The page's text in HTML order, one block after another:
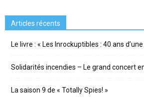
Articles récents
Le livre : « Les Inrockuptibles : 40 ans
Solidarités incendies – Le grand concert
La saison 9 de « Totally Spies! »